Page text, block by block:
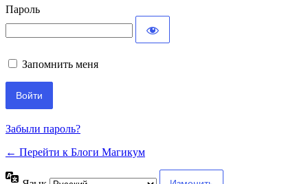
Пароль
Запомнить меня
Забыли пароль?
← Перейти к Блоги Магикум